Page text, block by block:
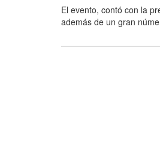
El evento, contó con la
además de un gran